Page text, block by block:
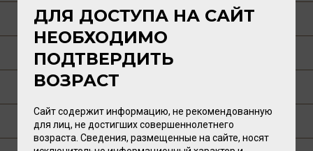
О РЕГИОНЕ
О ПРОИЗВОДИТЕЛЕ
ТЕХНОЛОГИЯ
ПУБЛИКАЦИИ О ТОВАРЕ
ДЛЯ ДОСТУПА НА САЙТ
НЕОБХОДИМО
ПОДТВЕРДИТЬ
ВОЗРАСТ
Сайт содержит информацию, не рекомендованную
для лиц, не достигших совершеннолетнего
возраста. Сведения, размещенные на сайте, носят